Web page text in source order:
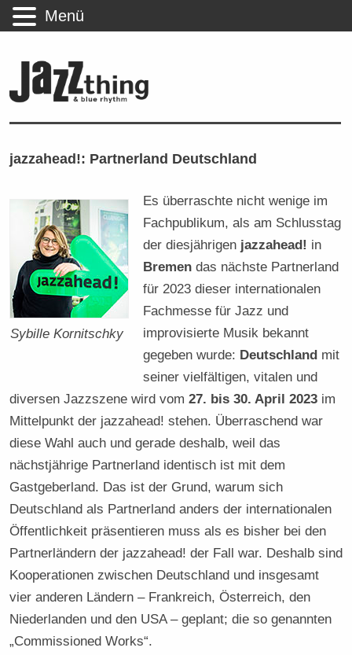
jazzahead!: Partnerland Deutschland
Sybille Kornitschky
Es überraschte nicht wenige im
Fachpublikum, als am Schlusstag
der diesjährigen jazzahead! in
Bremen das nächste Partnerland
für 2023 dieser internationalen
Fachmesse für Jazz und
improvisierte Musik bekannt
gegeben wurde: Deutschland mit
seiner vielfältigen, vitalen und
diversen Jazzszene wird vom27. bis 30. April 2023 im
Mittelpunkt der jazzahead! stehen. Überraschend war
diese Wahl auch und gerade deshalb, weil das
nächstjährige Partnerland identisch ist mit dem
Gastgeberland. Das ist der Grund, warum sich
Deutschland als Partnerland anders der internationalen
Öffentlichkeit präsentieren muss als es bisher bei den
Partnerländern der jazzahead! der Fall war. Deshalb sind
Kooperationen zwischen Deutschland und insgesamt
vier anderen Ländern – Frankreich, Österreich, den
Niederlanden und den USA – geplant; die so genannten
„Commissioned Works“.
Menü